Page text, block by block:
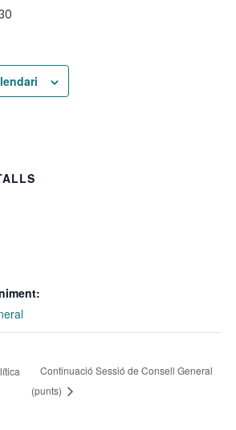
Continuació Sessió de Consell General
(punts)